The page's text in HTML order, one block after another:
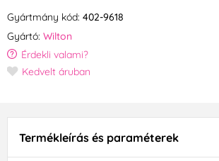
Gyártmány kód: 402-9618
Gyártó: Wilton
Érdekli valami?
Kedvelt áruban
Termékleírás és paraméterek